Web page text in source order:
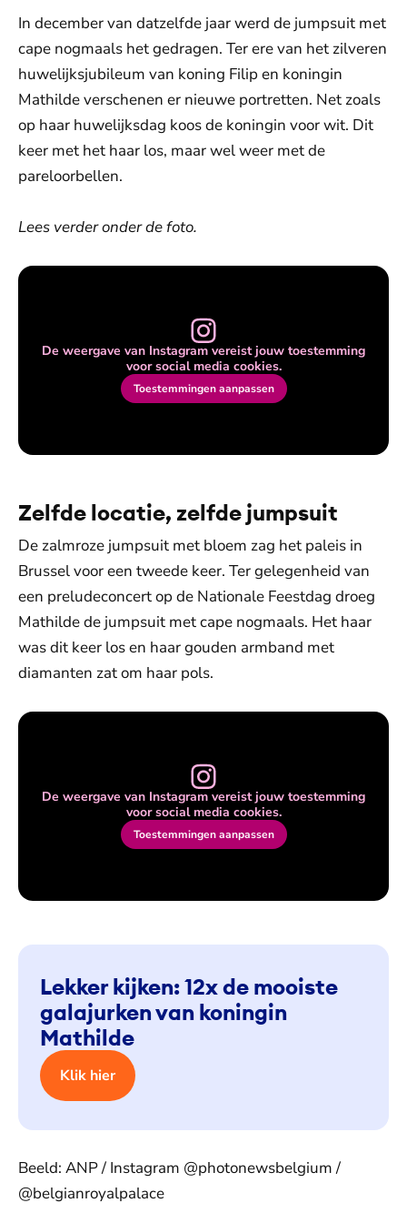
In december van datzelfde jaar werd de jumpsuit met
cape nogmaals het gedragen. Ter ere van het zilveren
huwelijksjubileum van koning Filip en koningin
Mathilde verschenen er nieuwe portretten. Net zoals
op haar huwelijksdag koos de koningin voor wit. Dit
keer met het haar los, maar wel weer met de
pareloorbellen.
Lees verder onder de foto.
De weergave van Instagram vereist jouw toestemming
voor social media cookies.
Toestemmingen aanpassen
Zelfde locatie, zelfde jumpsuit
De zalmroze jumpsuit met bloem zag het paleis in
Brussel voor een tweede keer. Ter gelegenheid van
een preludeconcert op de Nationale Feestdag droeg
Mathilde de jumpsuit met cape nogmaals. Het haar
was dit keer los en haar gouden armband met
diamanten zat om haar pols.
De weergave van Instagram vereist jouw toestemming
voor social media cookies.
Toestemmingen aanpassen
Lekker kijken: 12x de mooiste
galajurken van koningin
Mathilde
Klik hier
Beeld: ANP / Instagram @photonewsbelgium /
@belgianroyalpalace